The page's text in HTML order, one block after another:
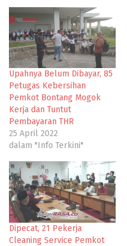
Upahnya Belum Dibayar, 85
Petugas Kebersihan
Pemkot Bontang Mogok
Kerja dan Tuntut
Pembayaran THR
25 April 2022
dalam "Info Terkini"
Dipecat, 21 Pekerja
Cleaning Service Pemkot